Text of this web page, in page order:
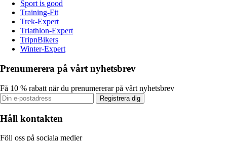
Sport is good
Training-Fit
Trek-Expert
Triathlon-Expert
TripnBikers
Winter-Expert
Prenumerera på vårt nyhetsbrev
Få 10 % rabatt när du prenumererar på vårt nyhetsbrev
Registrera dig
Håll kontakten
Följ oss på sociala medier